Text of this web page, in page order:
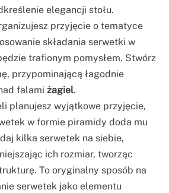
elegancji stołu.
przyjęcie o tematyce
składania serwetki w
trafionym pomysłem. Stwórz
przypominającą łagodnie
falami żagiel.
planujesz wyjątkowe przyjęcie,
w formie piramidy doda mu
kilka serwetek na siebie,
ich rozmiar, tworząc
To oryginalny sposób na
serwetek jako elementu